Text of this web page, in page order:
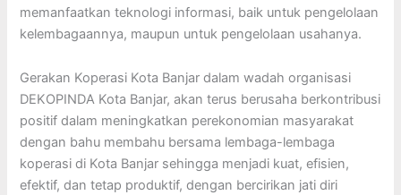
memanfaatkan teknologi informasi, baik untuk pengelolaan
kelembagaannya, maupun untuk pengelolaan usahanya.
Gerakan Koperasi Kota Banjar dalam wadah organisasi
DEKOPINDA Kota Banjar, akan terus berusaha berkontribusi
positif dalam meningkatkan perekonomian masyarakat
dengan bahu membahu bersama lembaga-lembaga
koperasi di Kota Banjar sehingga menjadi kuat, efisien,
efektif, dan tetap produktif, dengan bercirikan jati diri